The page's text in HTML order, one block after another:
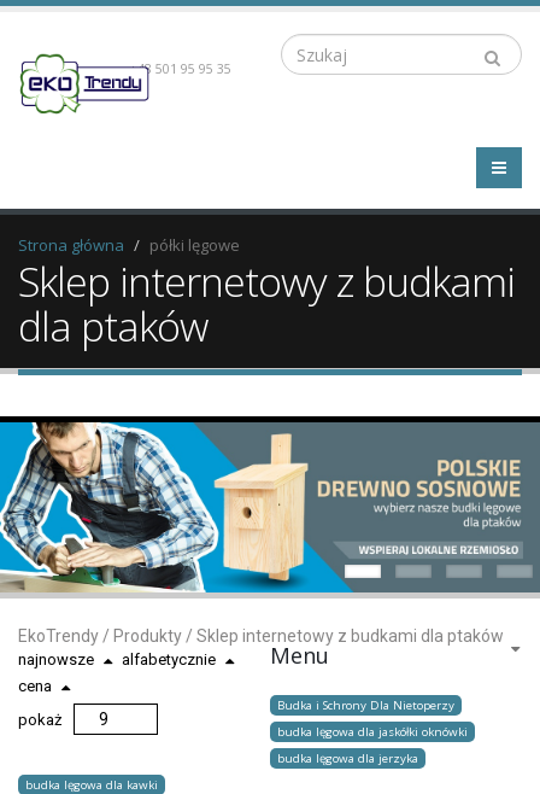
Szukaj
+48 501 95 95 35
Strona główna półki lęgowe
Sklep internetowy z budkami
dla ptaków
EkoTrendy/ Produkty/ Sklep internetowy z budkami dla ptaków
najnowsze
alfabetycznie
cena
pokaż
Menu
Budka i Schrony Dla Nietoperzy
budka lęgowa dla jaskółki oknówki
budka lęgowa dla jerzyka
budka lęgowa dla kawki